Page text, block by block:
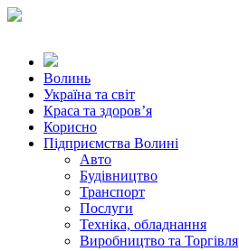
Волинь
Україна та світ
Краса та здоров’я
Корисно
Підприємства Волині
Авто
Будівництво
Транспорт
Послуги
Техніка, обладнання
Виробництво та Торгівля